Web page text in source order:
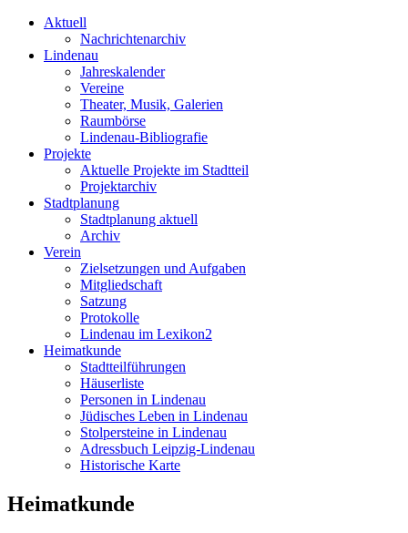
Aktuell
Nachrichtenarchiv
Lindenau
Jahreskalender
Vereine
Theater, Musik, Galerien
Raumbörse
Lindenau-Bibliografie
Projekte
Aktuelle Projekte im Stadtteil
Projektarchiv
Stadtplanung
Stadtplanung aktuell
Archiv
Verein
Zielsetzungen und Aufgaben
Mitgliedschaft
Satzung
Protokolle
Lindenau im Lexikon2
Heimatkunde
Stadtteilführungen
Häuserliste
Personen in Lindenau
Jüdisches Leben in Lindenau
Stolpersteine in Lindenau
Adressbuch Leipzig-Lindenau
Historische Karte
Heimatkunde